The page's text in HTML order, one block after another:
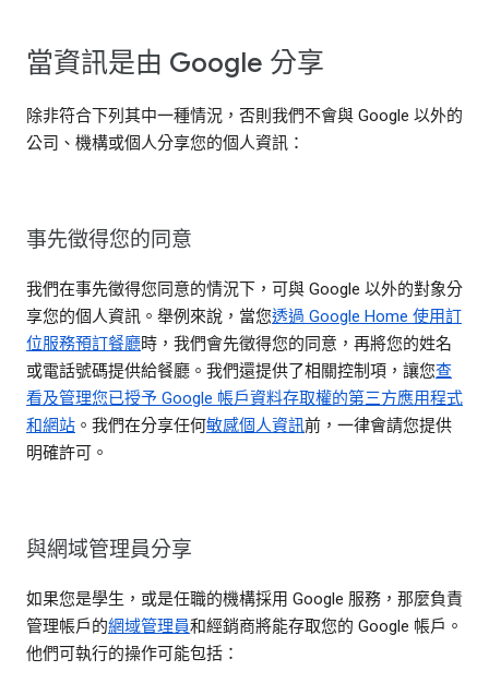
當資訊是由 Google 分享
除非符合下列其中一種情況，否則我們不會與 Google 以外的
公司、機構或個人分享您的個人資訊：
事先徵得您的同意
我們在事先徵得您同意的情況下，可與 Google 以外的對象分
享您的個人資訊。舉例來說，當您透過 Google Home 使用訂
位服務預訂餐廳時，我們會先徵得您的同意，再將您的姓名
或電話號碼提供給餐廳。我們還提供了相關控制項，讓您查
看及管理您已授予 Google 帳戶資料存取權的第三方應用程式
和網站 。我們在分享任何敏感個人資訊前，一律會請您提供
明確許可。
與網域管理員分享
如果您是學生，或是任職的機構採用 Google 服務，那麼負責
管理帳戶的網域管理員和經銷商將能存取您的 Google 帳戶。
他們可執行的操作可能包括：